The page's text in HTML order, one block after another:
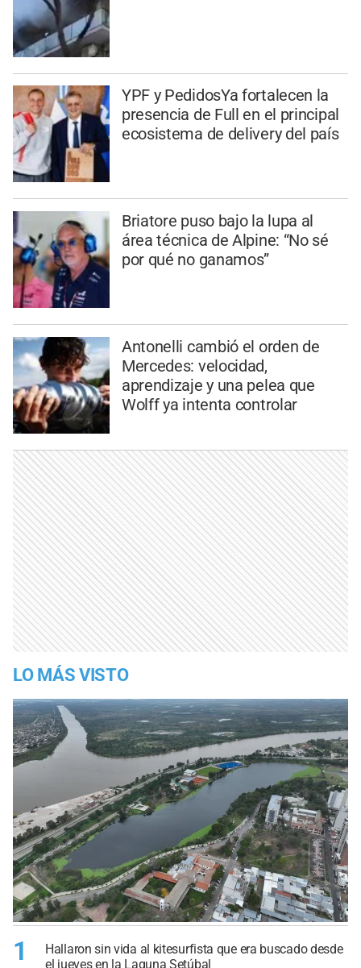
YPF y PedidosYa fortalecen la
presencia de Full en el principal
ecosistema de delivery del país
Briatore puso bajo la lupa al
área técnica de Alpine: “No sé
por qué no ganamos”
Antonelli cambió el orden de
Mercedes: velocidad,
aprendizaje y una pelea que
Wolff ya intenta controlar
LO MÁS VISTO
1
Hallaron sin vida al kitesurfista que era buscado desde
el jueves en la Laguna Setúbal